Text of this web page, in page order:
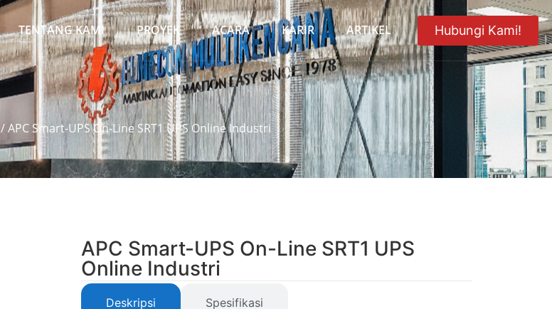
TENTANG KAMI PROYEK ACARA KARIR ARTIKEL Hubungi Kami!
/ APC Smart-UPS On-Line SRT1 UPS Online Industri
APC Smart-UPS On-Line SRT1 UPS
Online Industri
Deskripsi Spesifikasi